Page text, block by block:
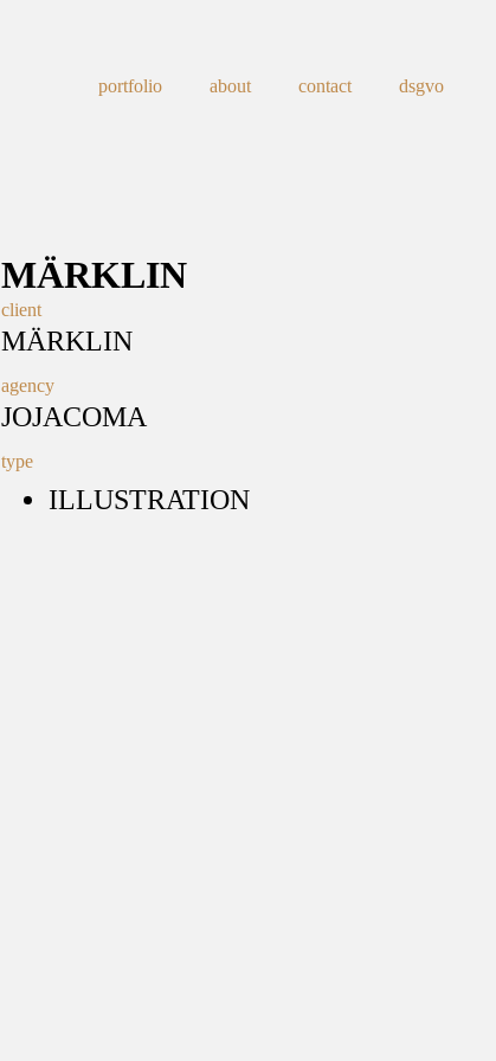
portfolio about contact dsgvo
MÄRKLIN
client
MÄRKLIN
agency
JOJACOMA
type
ILLUSTRATION